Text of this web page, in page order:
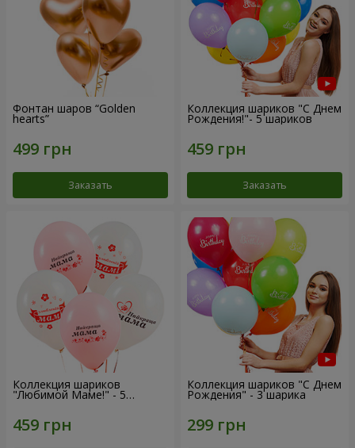
Фонтан шаров “Golden
hearts”
Заказать
Коллекция шариков "С Днем
Рождения!"- 5 шариков
Заказать
Коллекция шариков
"Любимой Маме!" - 5
Коллекция шариков "С Днем
Рождения" - 3 шарика